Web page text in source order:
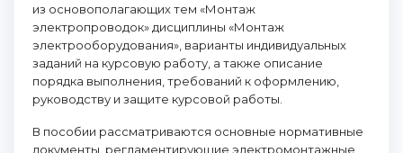
из основополагающих тем «Монтаж
электропроводок» дисциплины «Монтаж
электрооборудования», варианты индивидуальных
заданий на курсовую работу, а также описание
порядка выполнения, требований к оформлению,
руководству и защите курсовой работы.
В пособии рассматриваются основные нормативные
документы, регламентирующие электромонтажные